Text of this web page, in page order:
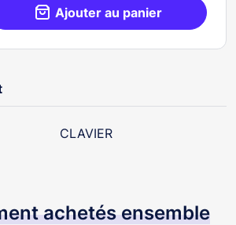
Ajouter au panier
CLAVIER
achetés ensemble